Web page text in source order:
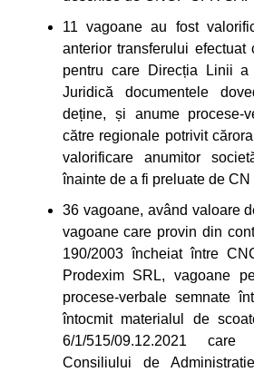
11 vagoane au fost
anterior transferului
pentru care Direcția Linii
Juridică documentele
deține, și anume procese-
către regionale potrivit
valorificare anumitor
înainte de a fi preluate de CN
36 vagoane, având valoare
vagoane care provin din
190/2003 încheiat între
Prodexim SRL, vagoane
procese-verbale semnate
întocmit materialul de
6/1/515/09.12.2021
Consiliului de